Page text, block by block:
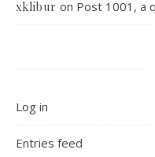
xklibur on Post 1001, a
Log in
Entries feed